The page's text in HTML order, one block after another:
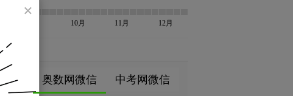
×
10月 11月 12月
奥数网微信 中考网微信